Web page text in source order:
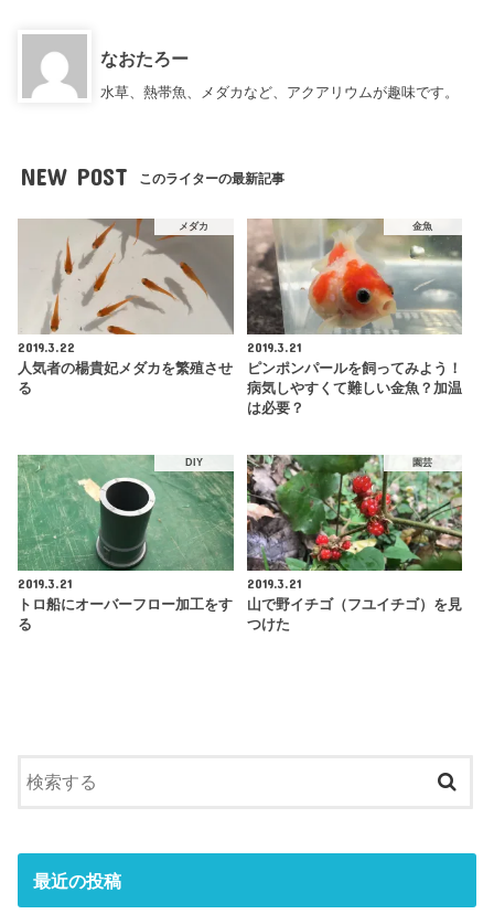
なおたろー
水草、熱帯魚、メダカなど、アクアリウムが趣味です。
NEW POST このライターの最新記事
メダカ
2019.3.22
人気者の楊貴妃メダカを繁殖させ
る
金魚
2019.3.21
ピンポンパールを飼ってみよう！
病気しやすくて難しい金魚？加温
は必要？
DIY
2019.3.21
トロ船にオーバーフロー加工をす
る
園芸
2019.3.21
山で野イチゴ（フユイチゴ）を見
つけた
最近の投稿